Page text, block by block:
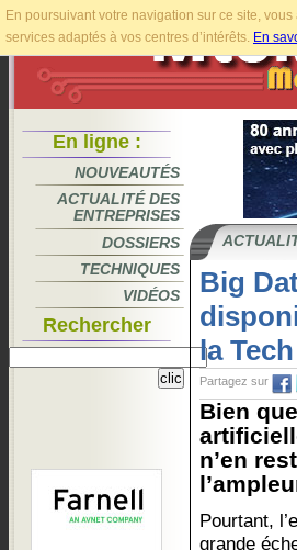
En poursuivant votre navigation sur ce site,
services adaptés à vos centres d’intérêts. En
En ligne :
NOUVEAUTÉS
ACTUALITÉ DES
ENTREPRISES
DOSSIERS
TECHNIQUES
VIDÉOS
Rechercher
Big
la Tech
Partagez sur
Bien
n’en
Pourtant,
grande